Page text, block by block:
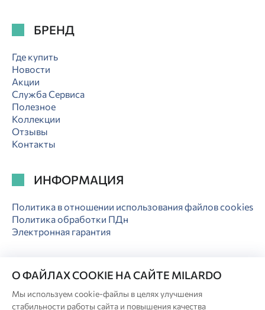
БРЕНД
Где купить
Новости
Акции
Служба Сервиса
Полезное
Коллекции
Отзывы
Контакты
ИНФОРМАЦИЯ
Политика в отношении использования файлов cookies
Политика обработки ПДн
Электронная гарантия
© Milardo
О ФАЙЛАХ COOKIE НА САЙТЕ MILARDO
Мы используем cookie-файлы в целях улучшения
стабильности работы сайта и повышения качества